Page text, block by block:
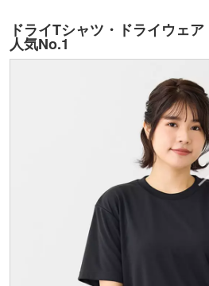
ドライTシャツ・ドライウェア
人気No.1